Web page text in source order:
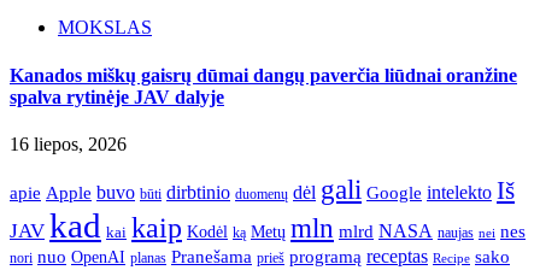
MOKSLAS
Kanados miškų gaisrų dūmai dangų paverčia liūdnai oranžine
spalva rytinėje JAV dalyje
16 liepos, 2026
apie Apple buvo būti dirbtinio duomenų dėl gali Google intelekto Iš
JAV kad kai kaip Kodėl ką Metų mln mlrd NASA naujas nei nes
nori nuo OpenAI planas Pranešama prieš programą receptas Recipe sako